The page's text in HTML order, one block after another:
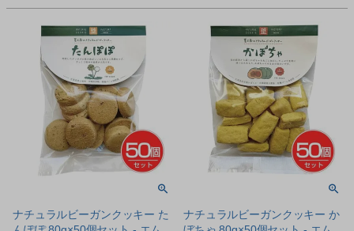
ナチュラルビーガンクッキー た
ナチュラルビーガンクッキー か